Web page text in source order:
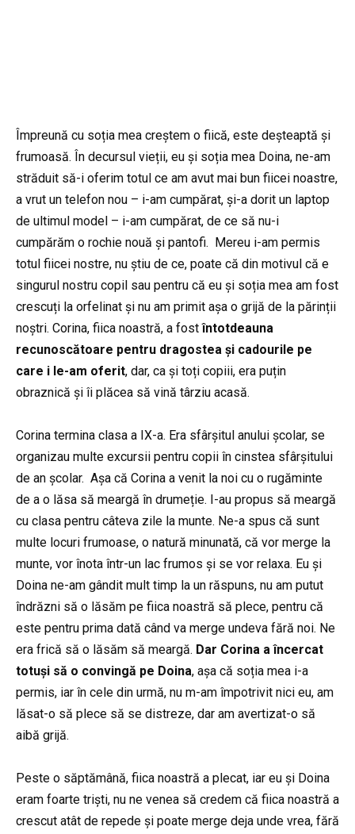
Împreună cu soția mea creștem o fiică, este deșteaptă și
frumoasă. În decursul vieții, eu și soția mea Doina, ne-am
străduit să-i oferim totul ce am avut mai bun fiicei noastre,
a vrut un telefon nou – i-am cumpărat, și-a dorit un laptop
de ultimul model – i-am cumpărat, de ce să nu-i
cumpărăm o rochie nouă și pantofi. Mereu i-am permis
totul fiicei nostre, nu știu de ce, poate că din motivul că e
singurul nostru copil sau pentru că eu și soția mea am fost
crescuți la orfelinat și nu am primit așa o grijă de la părinții
noștri. Corina, fiica noastră, a fostîntotdeauna
recunoscătoare pentru dragostea și cadourile pe
care i le-am oferit, dar, ca și toți copiii, era puțin
obraznică și îi plăcea să vină târziu acasă.
Corina termina clasa a IX-a. Era sfârșitul anului școlar, se
organizau multe excursii pentru copii în cinstea sfârșitului
de an școlar. Așa că Corina a venit la noi cu o rugăminte
de a o lăsa să meargă în drumeție. I-au propus să meargă
cu clasa pentru câteva zile la munte. Ne-a spus că sunt
multe locuri frumoase, o natură minunată, că vor merge la
munte, vor înota într-un lac frumos și se vor relaxa. Eu și
Doina ne-am gândit mult timp la un răspuns, nu am putut
îndrăzni să o lăsăm pe fiica noastră să plece, pentru că
este pentru prima dată când va merge undeva fără noi. Ne
era frică să o lăsăm să meargă. Dar Corina a încercat
totuși să o convingă pe Doina, așa că soția mea i-a
permis, iar în cele din urmă, nu m-am împotrivit nici eu, am
lăsat-o să plece să se distreze, dar am avertizat-o să
aibă grijă.
Peste o săptămână, fiica noastră a plecat, iar eu și Doina
eram foarte triști, nu ne venea să credem că fiica noastră a
crescut atât de repede și poate merge deja unde vrea, fără